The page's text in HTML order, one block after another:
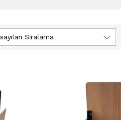
Sıralama